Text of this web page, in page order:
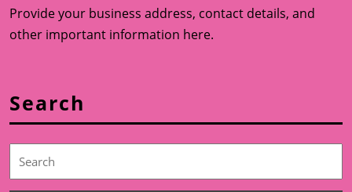
Provide your business address, contact details, and
other important information here.
Search
Search
for: